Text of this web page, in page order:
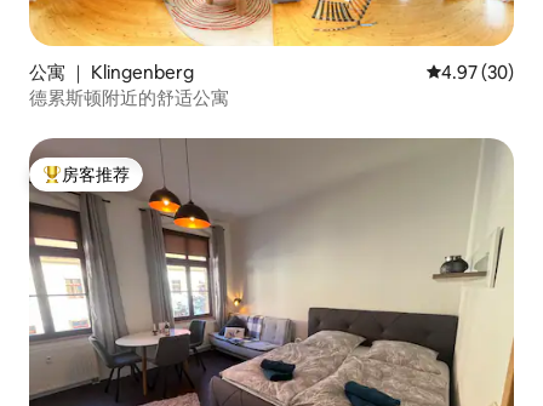
公寓 ｜ Klingenberg 平均评分
4.97 (30)
德累斯顿附近的舒适公寓
热门「房客推荐」
房客推荐